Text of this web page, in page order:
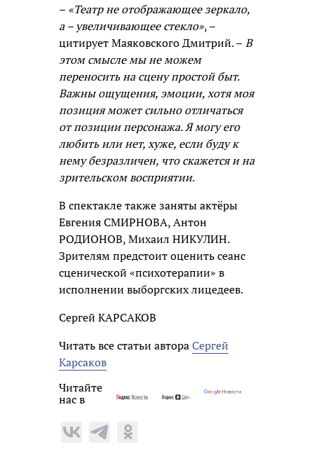
– «Театр не отображающее зеркало,
а – увеличивающее стекло», –
цитирует Маяковского Дмитрий. – В
этом смысле мы не можем
переносить на сцену простой быт.
Важны ощущения, эмоции, хотя моя
позиция может сильно отличаться
от позиции персонажа. Я могу его
любить или нет, хуже, если буду к
нему безразличен, что скажется и на
зрительском восприятии.
В спектакле также заняты актёры
Евгения СМИРНОВА, Антон
РОДИОНОВ, Михаил НИКУЛИН.
Зрителям предстоит оценить сеанс
сценической «психотерапии» в
исполнении выборгских лицедеев.
Сергей КАРСАКОВ
Читать все статьи автораСергей
Карсаков
Читайте
нас в